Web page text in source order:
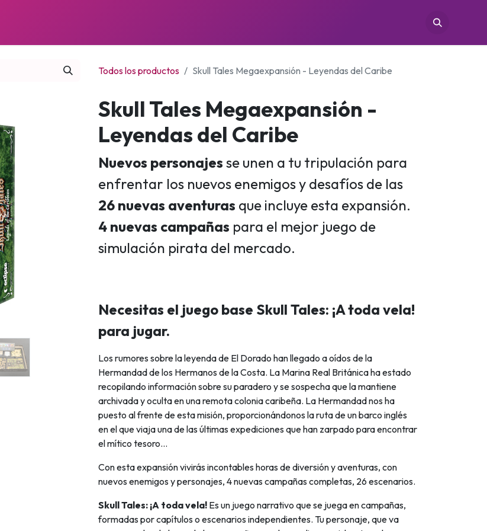
Todos los productos Skull Tales Megaexpansión - Leyendas del Caribe
Skull Tales Megaexpansión -
Leyendas del Caribe
Nuevos personajes se unen a tu tripulación para
enfrentar los nuevos enemigos y desafíos de las
26 nuevas aventuras que incluye esta expansión.
4 nuevas campañas para el mejor juego de
simulación pirata del mercado.
Necesitas el juego base Skull Tales: ¡A toda vela!
para jugar.
Los rumores sobre la leyenda de El Dorado han llegado a oídos de la
Hermandad de los Hermanos de la Costa. La Marina Real Británica ha estado
recopilando información sobre su paradero y se sospecha que la mantiene
archivada y oculta en una remota colonia caribeña. La Hermandad nos ha
puesto al frente de esta misión, proporcionándonos la ruta de un barco inglés
en el que viaja una de las últimas expediciones que han zarpado para encontrar
el mítico tesoro...
Con esta expansión vivirás incontables horas de diversión y aventuras, con
nuevos enemigos y personajes, 4 nuevas campañas completas, 26 escenarios.
Skull Tales: ¡A toda vela! Es un juego narrativo que se juega en campañas,
formadas por capítulos o escenarios independientes. Tu personaje, que va